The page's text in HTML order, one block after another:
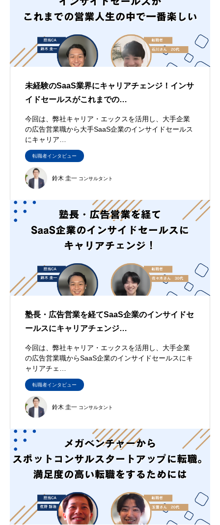
未経験のSaaS業界にキャリアチェンジ！インサ
イドセールスがこれまでの…
今回は、弊社キャリア・エックスを活用し、大手企業
の広告営業職から大手SaaS企業のインサイドセールス
にキャリア…
転職者インタビュー
鈴木 圭一 コンサルタント
塾長・広告営業を経てSaaS企業のインサイドセ
ールスにキャリアチェンジ…
今回は、弊社キャリア・エックスを活用し、大手企業
の広告営業職からSaaS企業のインサイドセールスにキ
ャリアチェ…
転職者インタビュー
鈴木 圭一 コンサルタント